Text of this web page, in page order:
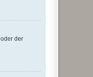
der